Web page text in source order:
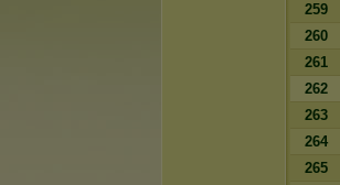
259
260
261
262
263
264
265